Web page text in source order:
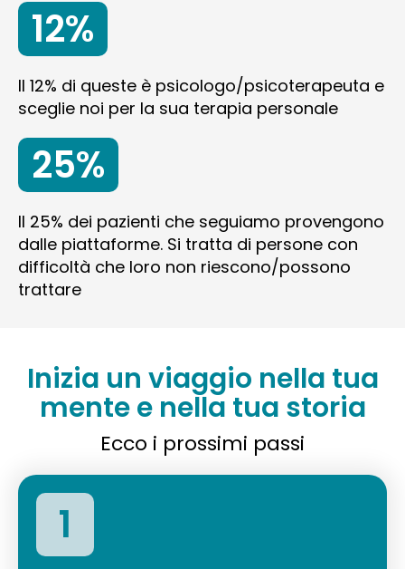
12%
Il 12% di queste è psicologo/psicoterapeuta e
sceglie noi per la sua terapia personale
25%
Il 25% dei pazienti che seguiamo provengono
dalle piattaforme. Si tratta di persone con
difficoltà che loro non riescono/possono
trattare
Inizia un viaggio nella tua
mente e nella tua storia
Ecco i prossimi passi
1